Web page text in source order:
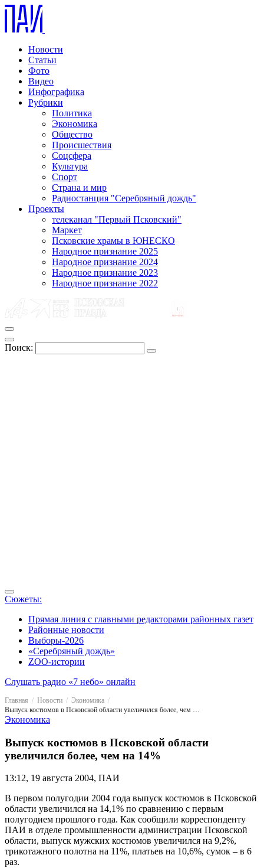
Новости
Статьи
Фото
Видео
Инфографика
Рубрики
Политика
Экономика
Общество
Происшествия
Соцсфера
Культура
Спорт
Страна и мир
Радиостанция "Серебряный дождь"
Проекты
телеканал "Первый Псковский"
Маркет
Псковские храмы в ЮНЕСКО
Народное признание 2025
Народное признание 2024
Народное признание 2023
Народное признание 2022
Поиск:
Сюжеты:
Прямая линия с главными редакторами районных газет
Районные новости
Выборы-2026
«Серебряный дождь»
ZOO-истории
Слушать радио «7 небо» онлайн
Главная Новости
Экономика
Выпуск костюмов в Псковской области увеличился более, чем на 14%
Экономика
Выпуск костюмов в Псковской области
увеличился более, чем на 14%
13:12, 19 августа 2004, ПАИ
В первом полугодии 2004 года выпуск костюмов в Псковской
области увеличился на 14,1% по сравнению с первым
полугодием прошлого года. Как сообщили корреспонденту
ПАИ в отделе промышленности администрации Псковской
области, выпуск мужских костюмов увеличился на 9,2%,
трикотажного полотна на 11%, платьев на 10,6%, сумок – в 6
раз.